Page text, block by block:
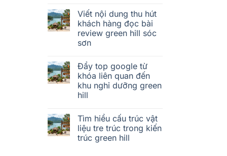
Viết nội dung thu hút
khách hàng đọc bài
review green hill sóc
sơn
Đẩy top google từ
khóa liên quan đến
khu nghỉ dưỡng green
hill
Tìm hiểu cấu trúc vật
liệu tre trúc trong kiến
trúc green hill